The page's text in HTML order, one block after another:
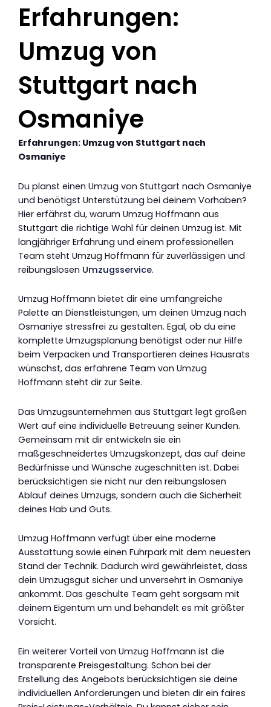
Erfahrungen:
Umzug von
Stuttgart nach
Osmaniye
Erfahrungen: Umzug von Stuttgart nach
Osmaniye
Du planst einen Umzug von Stuttgart nach Osmaniye
und benötigst Unterstützung bei deinem Vorhaben?
Hier erfährst du, warum Umzug Hoffmann aus
Stuttgart die richtige Wahl für deinen Umzug ist. Mit
langjähriger Erfahrung und einem professionellen
Team steht Umzug Hoffmann für zuverlässigen und
reibungslosen Umzugsservice.
Umzug Hoffmann bietet dir eine umfangreiche
Palette an Dienstleistungen, um deinen Umzug nach
Osmaniye stressfrei zu gestalten. Egal, ob du eine
komplette Umzugsplanung benötigst oder nur Hilfe
beim Verpacken und Transportieren deines Hausrats
wünschst, das erfahrene Team von Umzug
Hoffmann steht dir zur Seite.
Das Umzugsunternehmen aus Stuttgart legt großen
Wert auf eine individuelle Betreuung seiner Kunden.
Gemeinsam mit dir entwickeln sie ein
maßgeschneidertes Umzugskonzept, das auf deine
Bedürfnisse und Wünsche zugeschnitten ist. Dabei
berücksichtigen sie nicht nur den reibungslosen
Ablauf deines Umzugs, sondern auch die Sicherheit
deines Hab und Guts.
Umzug Hoffmann verfügt über eine moderne
Ausstattung sowie einen Fuhrpark mit dem neuesten
Stand der Technik. Dadurch wird gewährleistet, dass
dein Umzugsgut sicher und unversehrt in Osmaniye
ankommt. Das geschulte Team geht sorgsam mit
deinem Eigentum um und behandelt es mit größter
Vorsicht.
Ein weiterer Vorteil von Umzug Hoffmann ist die
transparente Preisgestaltung. Schon bei der
Erstellung des Angebots berücksichtigen sie deine
individuellen Anforderungen und bieten dir ein faires